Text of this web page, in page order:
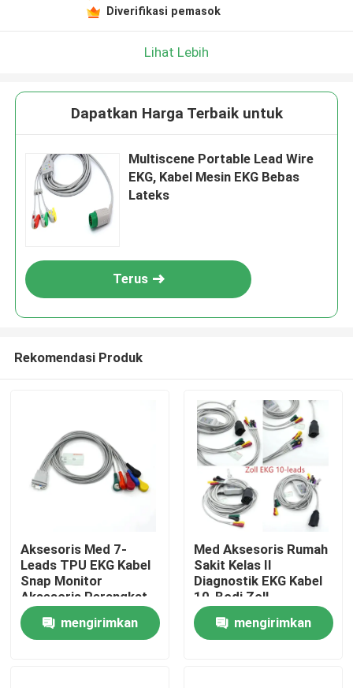
Rumah
Produk
Diverifikasi pemasok
Lihat Lebih
Dapatkan Harga Terbaik untuk
Multiscene Portable Lead Wire
EKG, Kabel Mesin EKG Bebas
Lateks
Terus
Rekomendasi Produk
Aksesoris Med 7-
Leads TPU EKG Kabel
Snap Monitor
Aksesoris Perangkat
Diagnostik Medis ISO
Bersertifikat Kelas I
Kompatibel Schille
mengirimkan
Med Aksesoris Rumah
Sakit Kelas II
Diagnostik EKG Kabel
10-Bodi Zoll
Kompatibel Alkohol
Medis Disinfektan
RoHS Sertifikasi
mengirimkan